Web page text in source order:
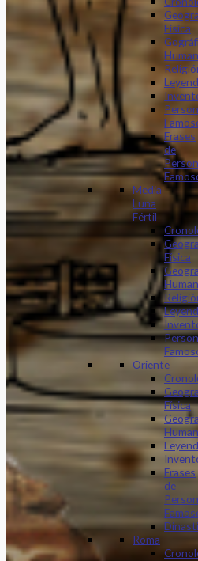
Física
Frases
de
Media
Luna
Fértil
Física
Oriente
Física
Frases
de
Roma